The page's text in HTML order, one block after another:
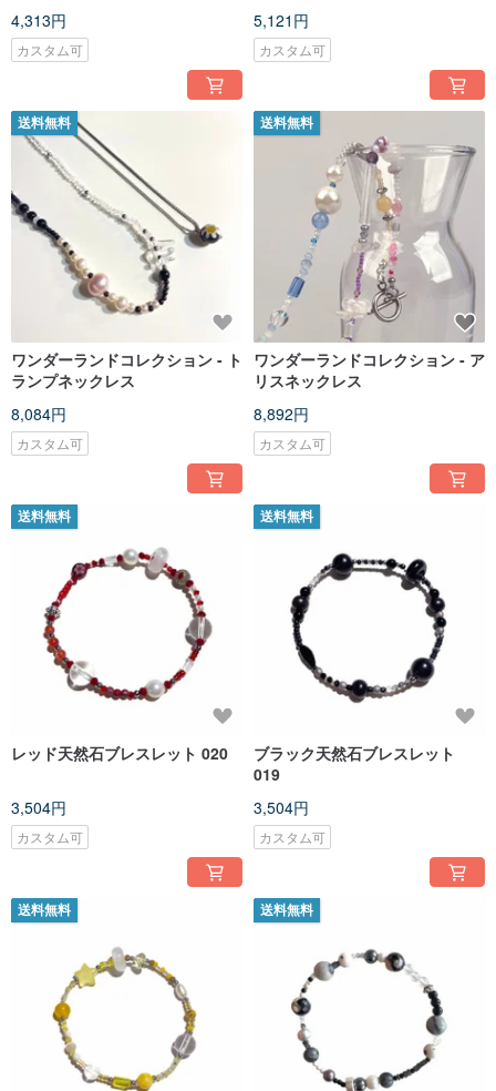
4,313円
カスタム可
5,121円
カスタム可
送料無料
ワンダーランドコレクション - ト
ランプネックレス
8,084円
カスタム可
送料無料
ワンダーランドコレクション - ア
リスネックレス
8,892円
カスタム可
送料無料
レッド天然石ブレスレット 020
3,504円
カスタム可
送料無料
ブラック天然石ブレスレット
019
3,504円
カスタム可
送料無料 送料無料